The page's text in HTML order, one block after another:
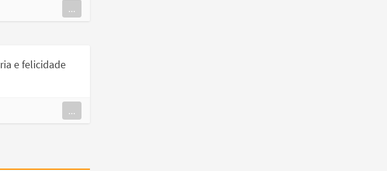
...
e felicidade
...